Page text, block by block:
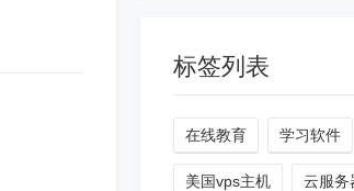
标签列表
在线教育 学习软件
美国vps主机 云服务